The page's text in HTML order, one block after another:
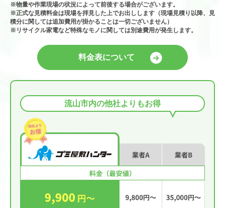
※物量や作業現場の状況によって前後する場合がございます。
※正式な見積料金は現場を拝見した上でお出しします（現場見積り以降、見
積分に関しては追加費用が掛かることは一切ございません）
※リサイクル家電など特殊なモノに関しては別途費用が発生します。
料金表について
流山市内の他社よりもお得